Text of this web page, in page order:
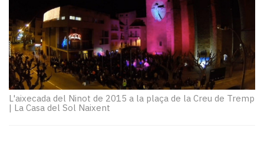
Entrevistes
Enquestes
A
escena!
Dis
la
teva!
Subscriptors
L'aixecada del Ninot de 2015 a la plaça de la Creu de Tremp
| La Casa del Sol Naixent